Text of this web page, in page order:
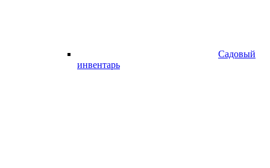
Садовый
инвентарь